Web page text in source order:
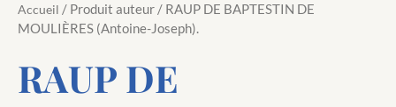
Accueil / Produit auteur / RAUP DE BAPTESTIN DE
MOULIÈRES (Antoine-Joseph).
RAUP DE